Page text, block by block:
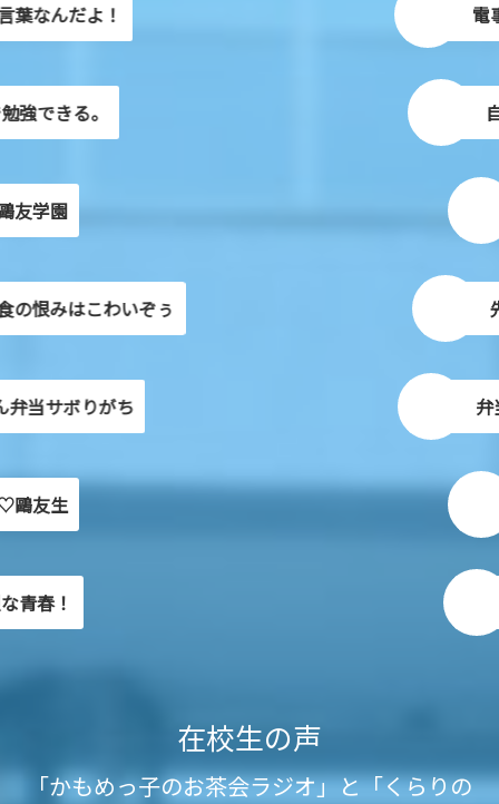
だよ！
る。
はこわいぞぅ
りがち
！
電事故
自分
先輩
弁当販
在校生の声
「かもめっ子のお茶会ラジオ」と「くらりの